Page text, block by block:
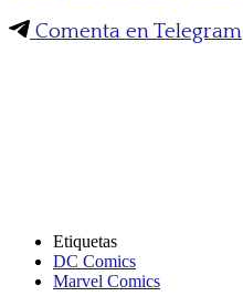
Comenta en Telegram
Etiquetas
DC Comics
Marvel Comics